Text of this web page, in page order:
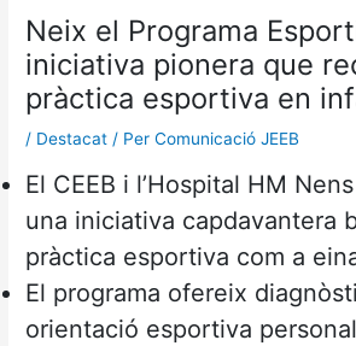
Neix el Programa
iniciativa pionera que
pràctica esportiva en
/ Destacat / Per Comunicació JEEB
El CEEB i l’Hospital HM
una iniciativa capdavantera
pràctica esportiva com a
El programa ofereix
orientació esportiva